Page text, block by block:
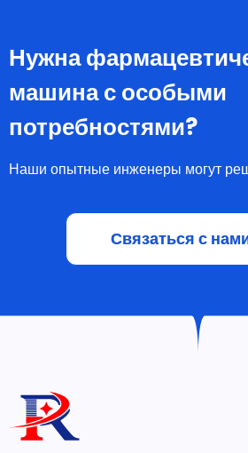
Нужна
машина с особыми
потребностями?
Наши опытные инженеры могут
Связаться с